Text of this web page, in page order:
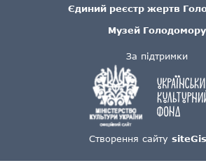
За підтримки
Створення сайту
Єдиний реєстр жертв
Музей Голодомору